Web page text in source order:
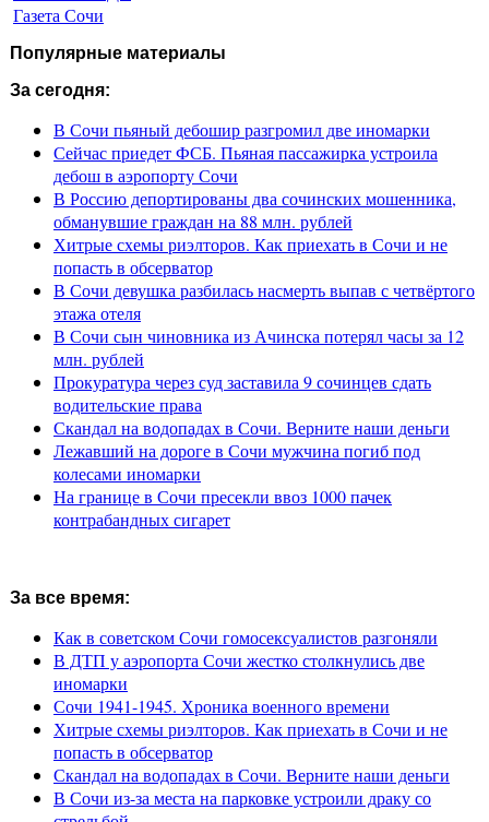
Газета Сочи
Популярные материалы
За сегодня:
В Сочи пьяный дебошир разгромил две иномарки
Сейчас приедет ФСБ. Пьяная пассажирка устроила
дебош в аэропорту Сочи
В Россию депортированы два сочинских мошенника,
обманувшие граждан на 88 млн. рублей
Хитрые схемы риэлторов. Как приехать в Сочи и не
попасть в обсерватор
В Сочи девушка разбилась насмерть выпав с четвёртого
этажа отеля
В Сочи сын чиновника из Ачинска потерял часы за 12
млн. рублей
Прокуратура через суд заставила 9 сочинцев сдать
водительские права
Скандал на водопадах в Сочи. Верните наши деньги
Лежавший на дороге в Сочи мужчина погиб под
колесами иномарки
На границе в Сочи пресекли ввоз 1000 пачек
контрабандных сигарет
За все время:
Как в советском Сочи гомосексуалистов разгоняли
В ДТП у аэропорта Сочи жестко столкнулись две
иномарки
Сочи 1941-1945. Хроника военного времени
Хитрые схемы риэлторов. Как приехать в Сочи и не
попасть в обсерватор
Скандал на водопадах в Сочи. Верните наши деньги
В Сочи из-за места на парковке устроили драку со